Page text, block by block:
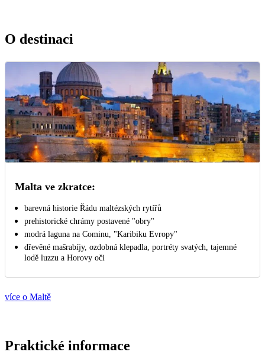
O destinaci
Malta ve zkratce:
barevná historie Řádu maltézských rytířů
prehistorické chrámy postavené "obry"
modrá laguna na Cominu, "Karibiku Evropy"
dřevěné mašrabíjy, ozdobná klepadla, portréty svatých, tajemné
lodě luzzu a Horovy oči
více o Maltě
Praktické informace